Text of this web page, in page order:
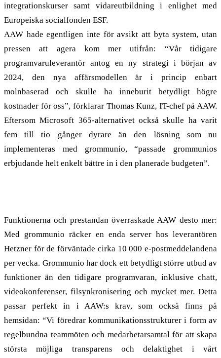
integrationskurser samt vidareutbildning i enlighet med
Europeiska socialfonden ESF.
AAW hade egentligen inte för avsikt att byta system, utan
pressen att agera kom mer utifrån: “Vår tidigare
programvaruleverantör antog en ny strategi i början av
2024, den nya affärsmodellen är i princip enbart
molnbaserad och skulle ha inneburit betydligt högre
kostnader för oss”, förklarar Thomas Kunz, IT-chef på AAW.
Eftersom Microsoft 365-alternativet också skulle ha varit
fem till tio gånger dyrare än den lösning som nu
implementeras med grommunio, “passade grommunios
erbjudande helt enkelt bättre in i den planerade budgeten”.
Funktionerna och prestandan överraskade AAW desto mer:
Med grommunio räcker en enda server hos leverantören
Hetzner för de förväntade cirka 10 000 e-postmeddelandena
per vecka. Grommunio har dock ett betydligt större utbud av
funktioner än den tidigare programvaran, inklusive chatt,
videokonferenser, filsynkronisering och mycket mer. Detta
passar perfekt in i AAW:s krav, som också finns på
hemsidan: “Vi föredrar kommunikationsstrukturer i form av
regelbundna teammöten och medarbetarsamtal för att skapa
största möjliga transparens och delaktighet i vårt